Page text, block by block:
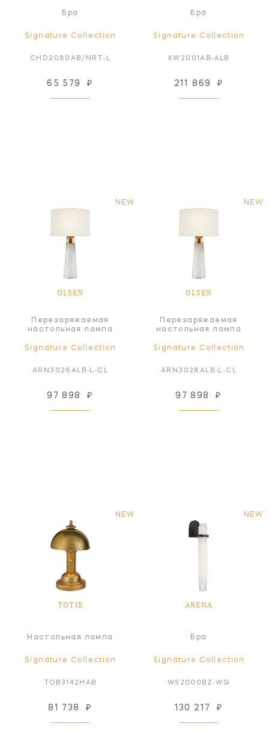
Бра
Signature Collection
CHD2080AB/NRT-L
65 579 ₽
Бра
Signature Collection
KW2001AB-ALB
211 869 ₽
NEW
OLSEN
Перезаряжаемая
настольная лампа
Signature Collection
ARN3028ALB-L-CL
97 898 ₽
NEW
OLSEN
Перезаряжаемая
настольная лампа
Signature Collection
ARN3028ALB-L-CL
97 898 ₽
NEW
TOTIE
Настольная лампа
Signature Collection
TOB3142HAB
81 738 ₽
NEW
ARENA
Бра
Signature Collection
WS2000BZ-WG
130 217 ₽